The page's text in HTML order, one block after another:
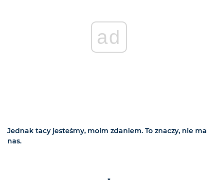
ad
Jednak tacy jesteśmy, moim zdaniem. To znaczy, nie ma
nas.